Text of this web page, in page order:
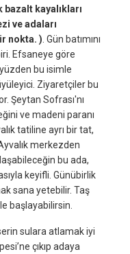
bazalt kayalıkları
ve adaları
nokta. ) . Gün batımını
Efsaneye göre
bu isimle
Ziyaretçiler bu
Şeytan Sofrası'nı
ve madeni paranı
tatiline ayrı bir tat,
merkezden
bu ada,
keyifli. Günübirlik
sana yetebilir. Taş
başlayabilirsin.
sulara atlamak iyi
çıkıp adaya